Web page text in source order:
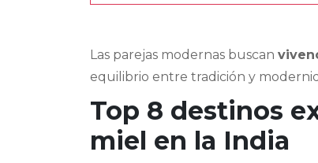
Las parejas modernas buscan
equilibrio entre tradición y
Top 8 destinos
miel en la India